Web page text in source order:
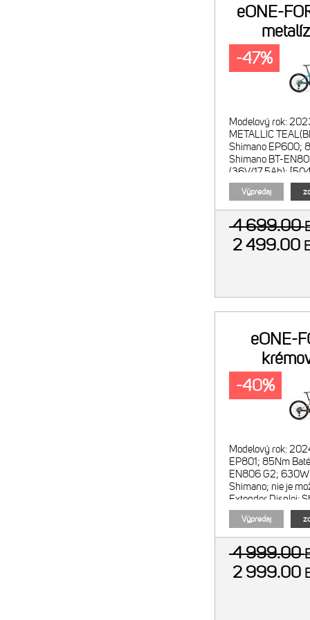
eONE-
Modelový rok:
METALLIC
Shimano EP600;
Shimano BT-
(36V/17.5Ah);
S] Displej:
Výpredaj
-47%
4 699.00
2 499.00
eONE-
Modelový rok:
EP801; 85Nm
EN806 G2;
Shimano; nie je
Extender Displej:
Menič režimov:
Výpredaj
-40%
4 999.00
2 999.00